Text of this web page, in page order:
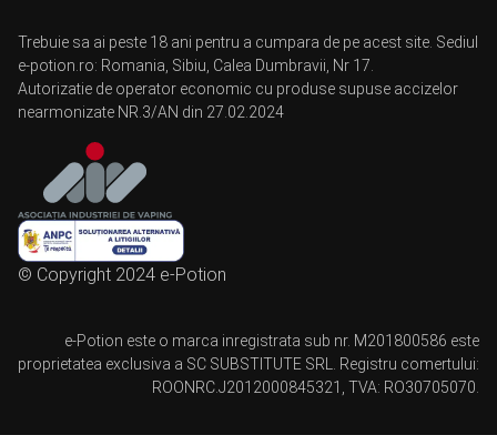
Trebuie sa ai peste 18 ani pentru a cumpara de pe acest site. Sediul
e-potion.ro: Romania, Sibiu, Calea Dumbravii, Nr 17.
Autorizatie de operator economic cu produse supuse accizelor
nearmonizate NR.3/AN din 27.02.2024
© Copyright 2024 e-Potion
e-Potion este o marca inregistrata sub nr. M201800586 este
proprietatea exclusiva a SC SUBSTITUTE SRL. Registru comertului:
ROONRC.J2012000845321, TVA: RO30705070.